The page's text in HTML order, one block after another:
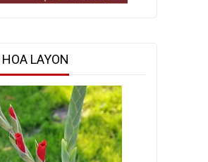
LAYON